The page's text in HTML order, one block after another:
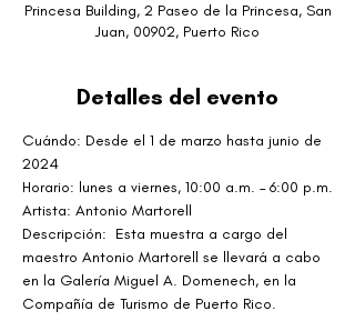
Princesa Building, 2 Paseo de la Princesa, San
Juan, 00902, Puerto Rico
Detalles del evento
Cuándo: Desde el 1 de marzo hasta junio de
2024
Horario: lunes a viernes, 10:00 a.m. – 6:00 p.m.
Artista: Antonio Martorell
Descripción:  Esta muestra a cargo del
maestro Antonio Martorell se llevará a cabo
en la Galería Miguel A. Domenech, en la
Compañía de Turismo de Puerto Rico.